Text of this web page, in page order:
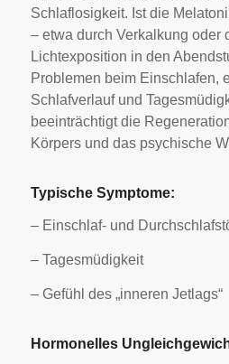
Schlaflosigkeit. Ist die
– etwa durch Verkalkung oder
Lichtexposition in den
Problemen beim Einschlafen,
Schlafverlauf und
beeinträchtigt die
Körpers und das psychische
Typische Symptome:
– Einschlaf- und
– Tagesmüdigkeit
– Gefühl des „inneren Jetlags“
Hormonelles